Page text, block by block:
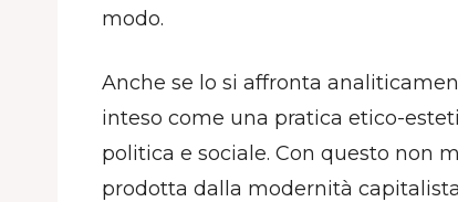
modo.
Anche se lo si affronta
inteso come una pratica etico-
politica e sociale. Con questo non
prodotta dalla modernità